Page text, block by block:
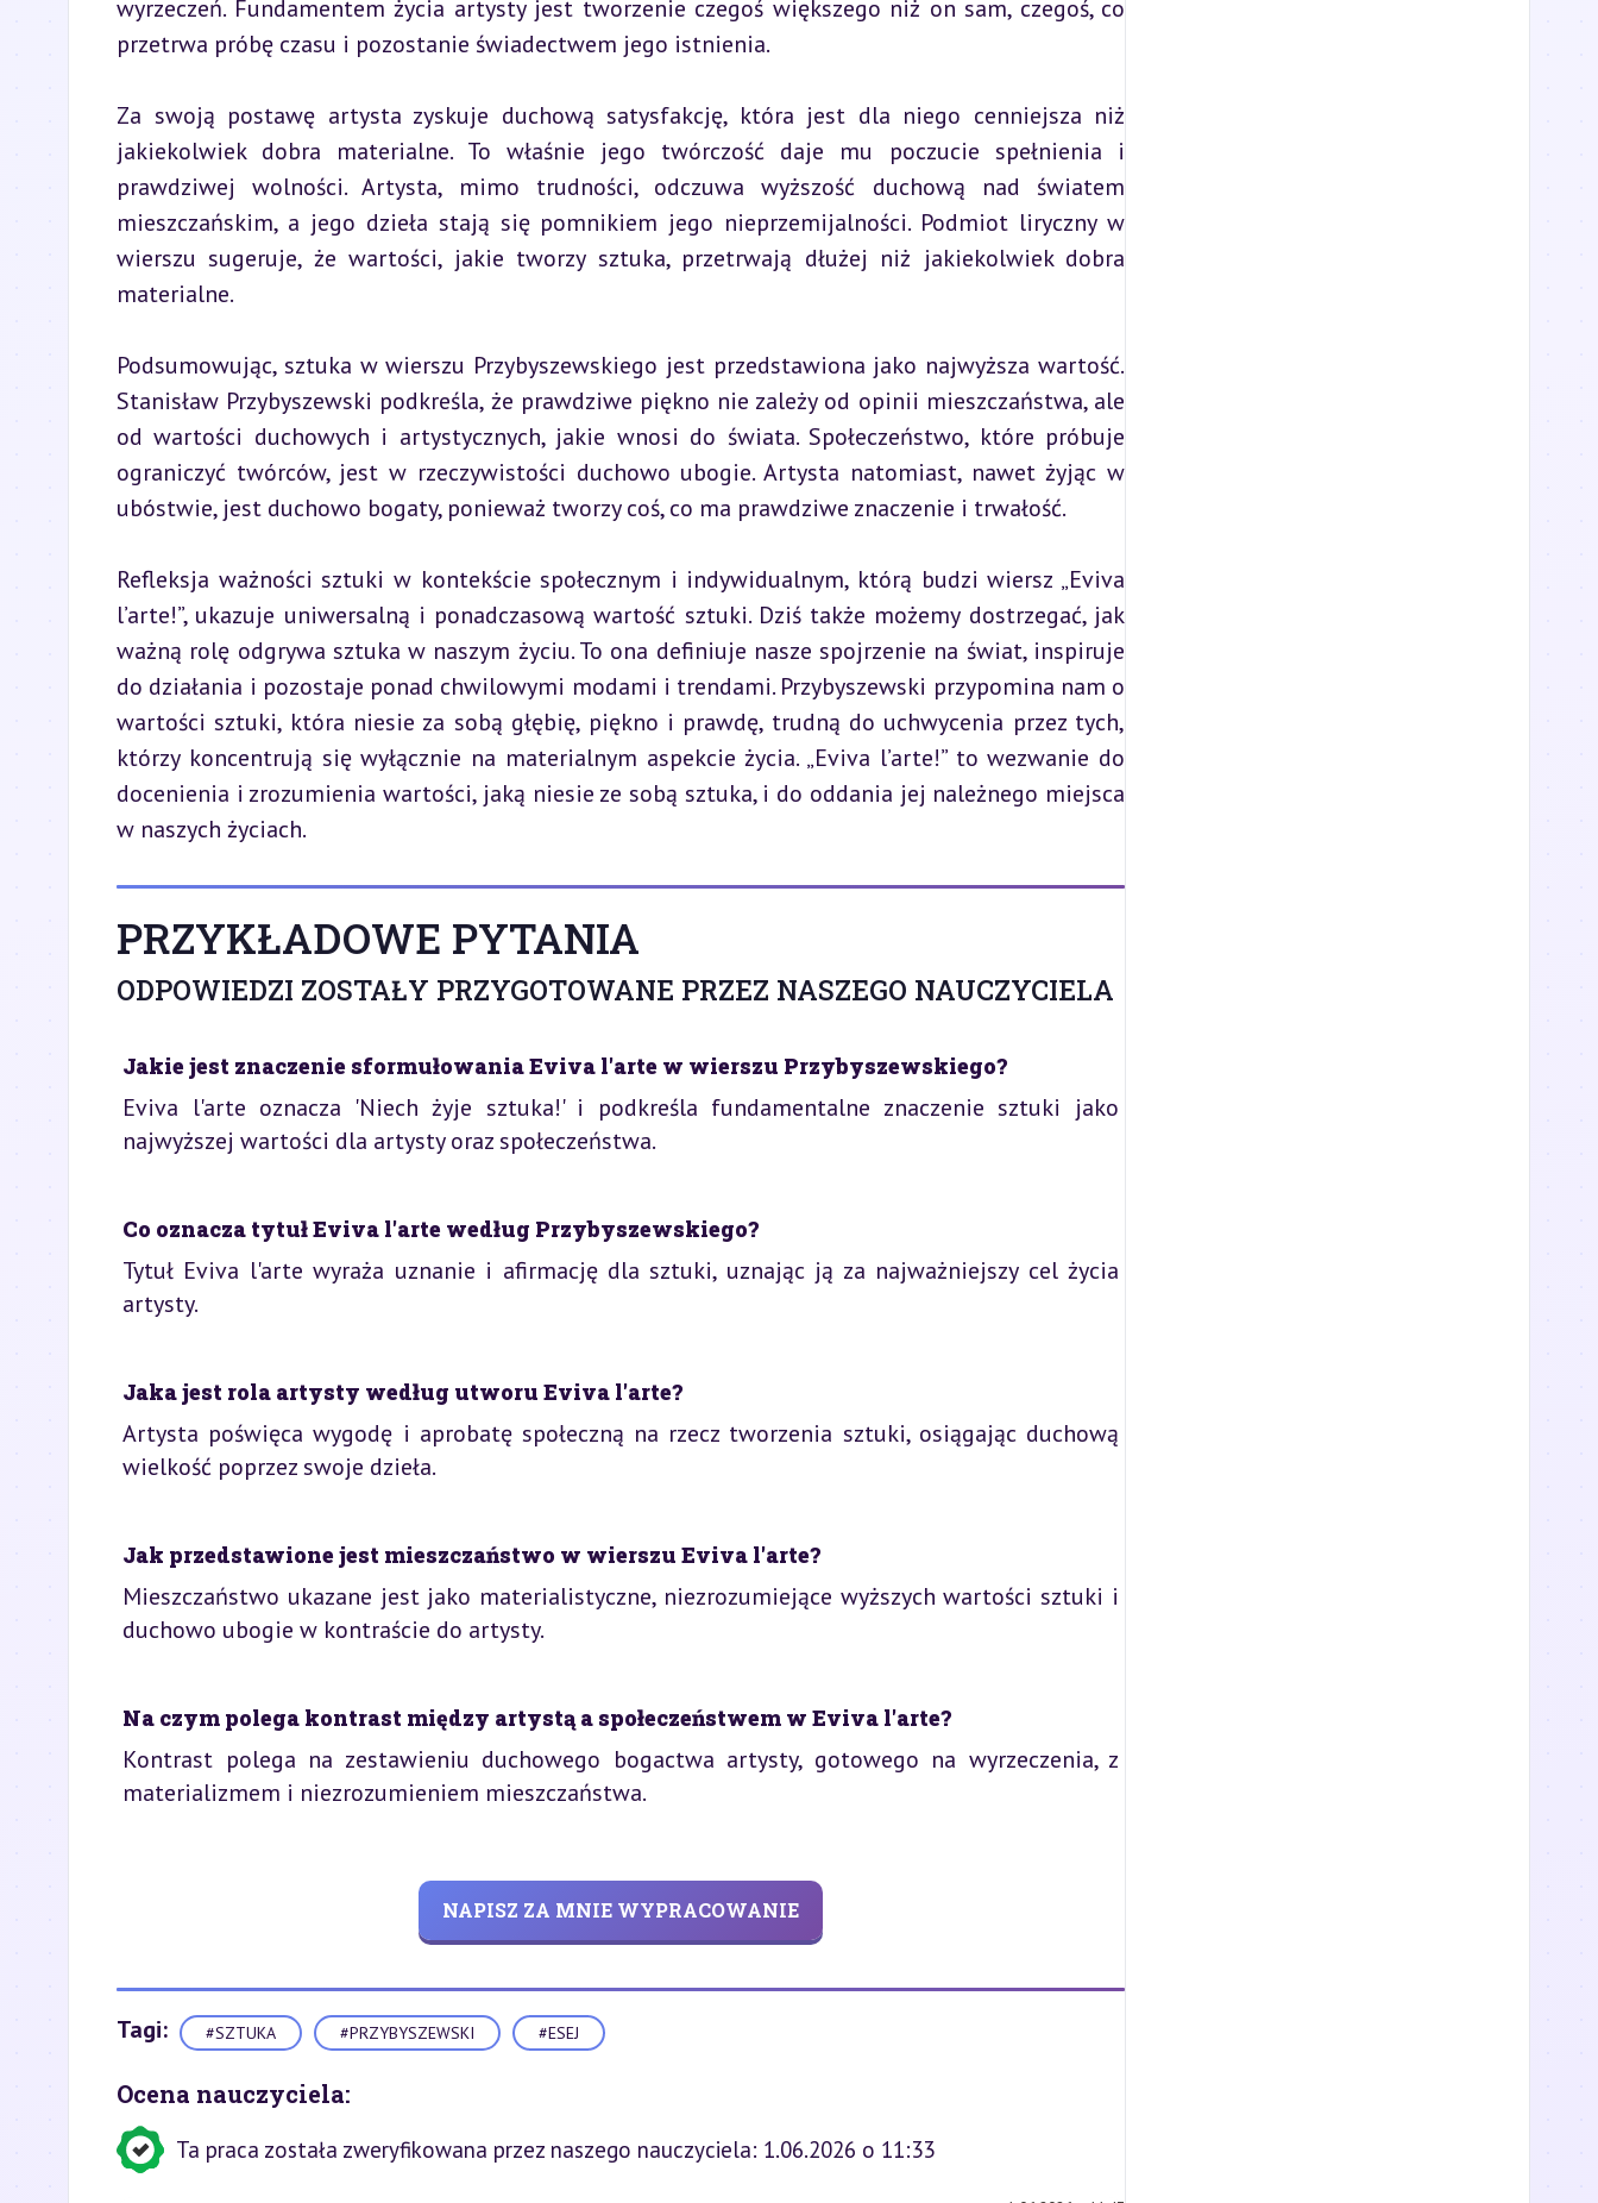
wyrzeczeń. Fundamentem życia artysty jest tworzenie czegoś większego niż on sam, czegoś, co
przetrwa próbę czasu i pozostanie świadectwem jego istnienia.
Za swoją postawę artysta zyskuje duchową satysfakcję, która jest dla niego cenniejsza niż
jakiekolwiek dobra materialne. To właśnie jego twórczość daje mu poczucie spełnienia i
prawdziwej wolności. Artysta, mimo trudności, odczuwa wyższość duchową nad światem
mieszczańskim, a jego dzieła stają się pomnikiem jego nieprzemijalności. Podmiot liryczny w
wierszu sugeruje, że wartości, jakie tworzy sztuka, przetrwają dłużej niż jakiekolwiek dobra
materialne.
Podsumowując, sztuka w wierszu Przybyszewskiego jest przedstawiona jako najwyższa wartość.
Stanisław Przybyszewski podkreśla, że prawdziwe piękno nie zależy od opinii mieszczaństwa, ale
od wartości duchowych i artystycznych, jakie wnosi do świata. Społeczeństwo, które próbuje
ograniczyć twórców, jest w rzeczywistości duchowo ubogie. Artysta natomiast, nawet żyjąc w
ubóstwie, jest duchowo bogaty, ponieważ tworzy coś, co ma prawdziwe znaczenie i trwałość.
Refleksja ważności sztuki w kontekście społecznym i indywidualnym, którą budzi wiersz „Eviva
l’arte!”, ukazuje uniwersalną i ponadczasową wartość sztuki. Dziś także możemy dostrzegać, jak
ważną rolę odgrywa sztuka w naszym życiu. To ona definiuje nasze spojrzenie na świat, inspiruje
do działania i pozostaje ponad chwilowymi modami i trendami. Przybyszewski przypomina nam o
wartości sztuki, która niesie za sobą głębię, piękno i prawdę, trudną do uchwycenia przez tych,
którzy koncentrują się wyłącznie na materialnym aspekcie życia. „Eviva l’arte!” to wezwanie do
docenienia i zrozumienia wartości, jaką niesie ze sobą sztuka, i do oddania jej należnego miejsca
w naszych życiach.
PRZYKŁADOWE PYTANIA
ODPOWIEDZI ZOSTAŁY PRZYGOTOWANE PRZEZ NASZEGO NAUCZYCIELA
Jakie jest znaczenie sformułowania Eviva l'arte w wierszu Przybyszewskiego?
Eviva l'arte oznacza 'Niech żyje sztuka!' i podkreśla fundamentalne znaczenie sztuki jako
najwyższej wartości dla artysty oraz społeczeństwa.
Co oznacza tytuł Eviva l'arte według Przybyszewskiego?
Tytuł Eviva l'arte wyraża uznanie i afirmację dla sztuki, uznając ją za najważniejszy cel życia
artysty.
Jaka jest rola artysty według utworu Eviva l'arte?
Artysta poświęca wygodę i aprobatę społeczną na rzecz tworzenia sztuki, osiągając duchową
wielkość poprzez swoje dzieła.
Jak przedstawione jest mieszczaństwo w wierszu Eviva l'arte?
Mieszczaństwo ukazane jest jako materialistyczne, niezrozumiejące wyższych wartości sztuki i
duchowo ubogie w kontraście do artysty.
Na czym polega kontrast między artystą a społeczeństwem w Eviva l'arte?
Kontrast polega na zestawieniu duchowego bogactwa artysty, gotowego na wyrzeczenia, z
materializmem i niezrozumieniem mieszczaństwa.
NAPISZ ZA MNIE WYPRACOWANIE
Tagi: #SZTUKA #PRZYBYSZEWSKI #ESEJ
Ocena nauczyciela:
Ta praca została zweryfikowana przez naszego nauczyciela: 1.06.2026 o 11:33